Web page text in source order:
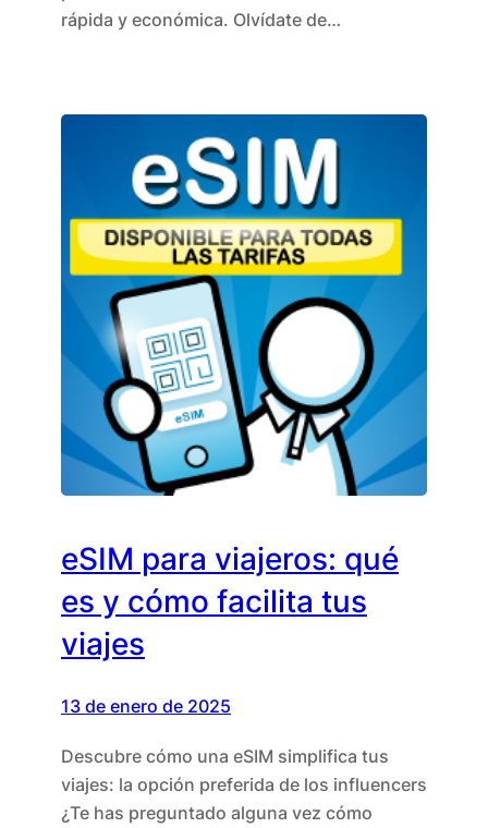
rápida y económica. Olvídate de…
eSIM para viajeros: qué
es y cómo facilita tus
viajes
13 de enero de 2025
Descubre cómo una eSIM simplifica tus
viajes: la opción preferida de los influencers
¿Te has preguntado alguna vez cómo